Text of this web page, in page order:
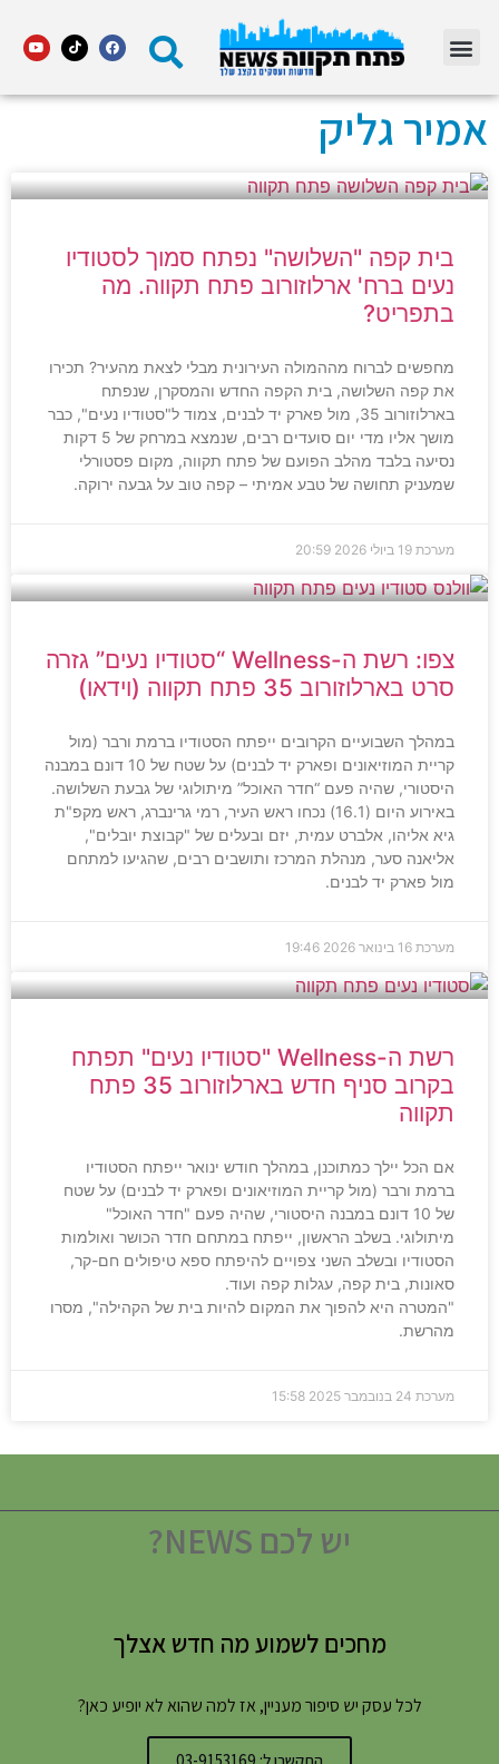
אמיר גליק
בית קפה "השלושה" נפתח סמוך לסטודיו
נעים ברח' ארלוזורוב פתח תקווה. מה
בתפריט?
מחפשים לברוח מההמולה העירונית מבלי לצאת מהעיר? תכירו
את קפה השלושה, בית הקפה החדש והמסקרן, שנפתח
בארלוזורוב 35, מול פארק יד לבנים, צמוד ל"סטודיו נעים", כבר
מושך אליו מדי יום סועדים רבים, שנמצא במרחק של 5 דקות
נסיעה בלבד מהלב הפועם של פתח תקווה, מקום פסטורלי
שמעניק תחושה של טבע אמיתי – קפה טוב על גבעה ירוקה.
מערכת 19 ביולי 2026 20:59
צפו: רשת ה-Wellness “סטודיו נעים” גזרה
סרט בארלוזורוב 35 פתח תקווה (וידאו)
במהלך השבועיים הקרובים ייפתח הסטודיו ברמת ורבר (מול
קריית המוזיאונים ופארק יד לבנים) על שטח של 10 דונם במבנה
היסטורי, שהיה פעם “חדר האוכל” מיתולוגי של גבעת השלושה.
באירוע היום (16.1) נכחו ראש העיר, רמי גרינברג, ראש מקפ"ת
גיא אליהו, אלברט עמית, יזם ובעלים של "קבוצת יובלים",
אליאנה סער, מנהלת המרכז ותושבים רבים, שהגיעו למתחם
מול פארק יד לבנים.
מערכת 16 בינואר 2026 19:46
רשת ה-Wellness "סטודיו נעים" תפתח
בקרוב סניף חדש בארלוזורוב 35 פתח
תקווה
אם הכל יילך כמתוכנן, במהלך חודש ינואר ייפתח הסטודיו
ברמת ורבר (מול קריית המוזיאונים ופארק יד לבנים) על שטח
של 10 דונם במבנה היסטורי, שהיה פעם "חדר האוכל"
מיתולוגי. בשלב הראשון, ייפתח במתחם חדר הכושר ואולמות
הסטודיו ובשלב השני צפויים להיפתח ספא טיפולים חם-קר,
סאונות, בית קפה, עגלות קפה ועוד.
"המטרה היא להפוך את המקום להיות בית של הקהילה", מסרו
מהרשת.
מערכת 24 בנובמבר 2025 15:58
יש לכם NEWS?
מחכים לשמוע מה חדש אצלך
לכל עסק יש סיפור מעניין, אז למה שהוא לא יופיע כאן?